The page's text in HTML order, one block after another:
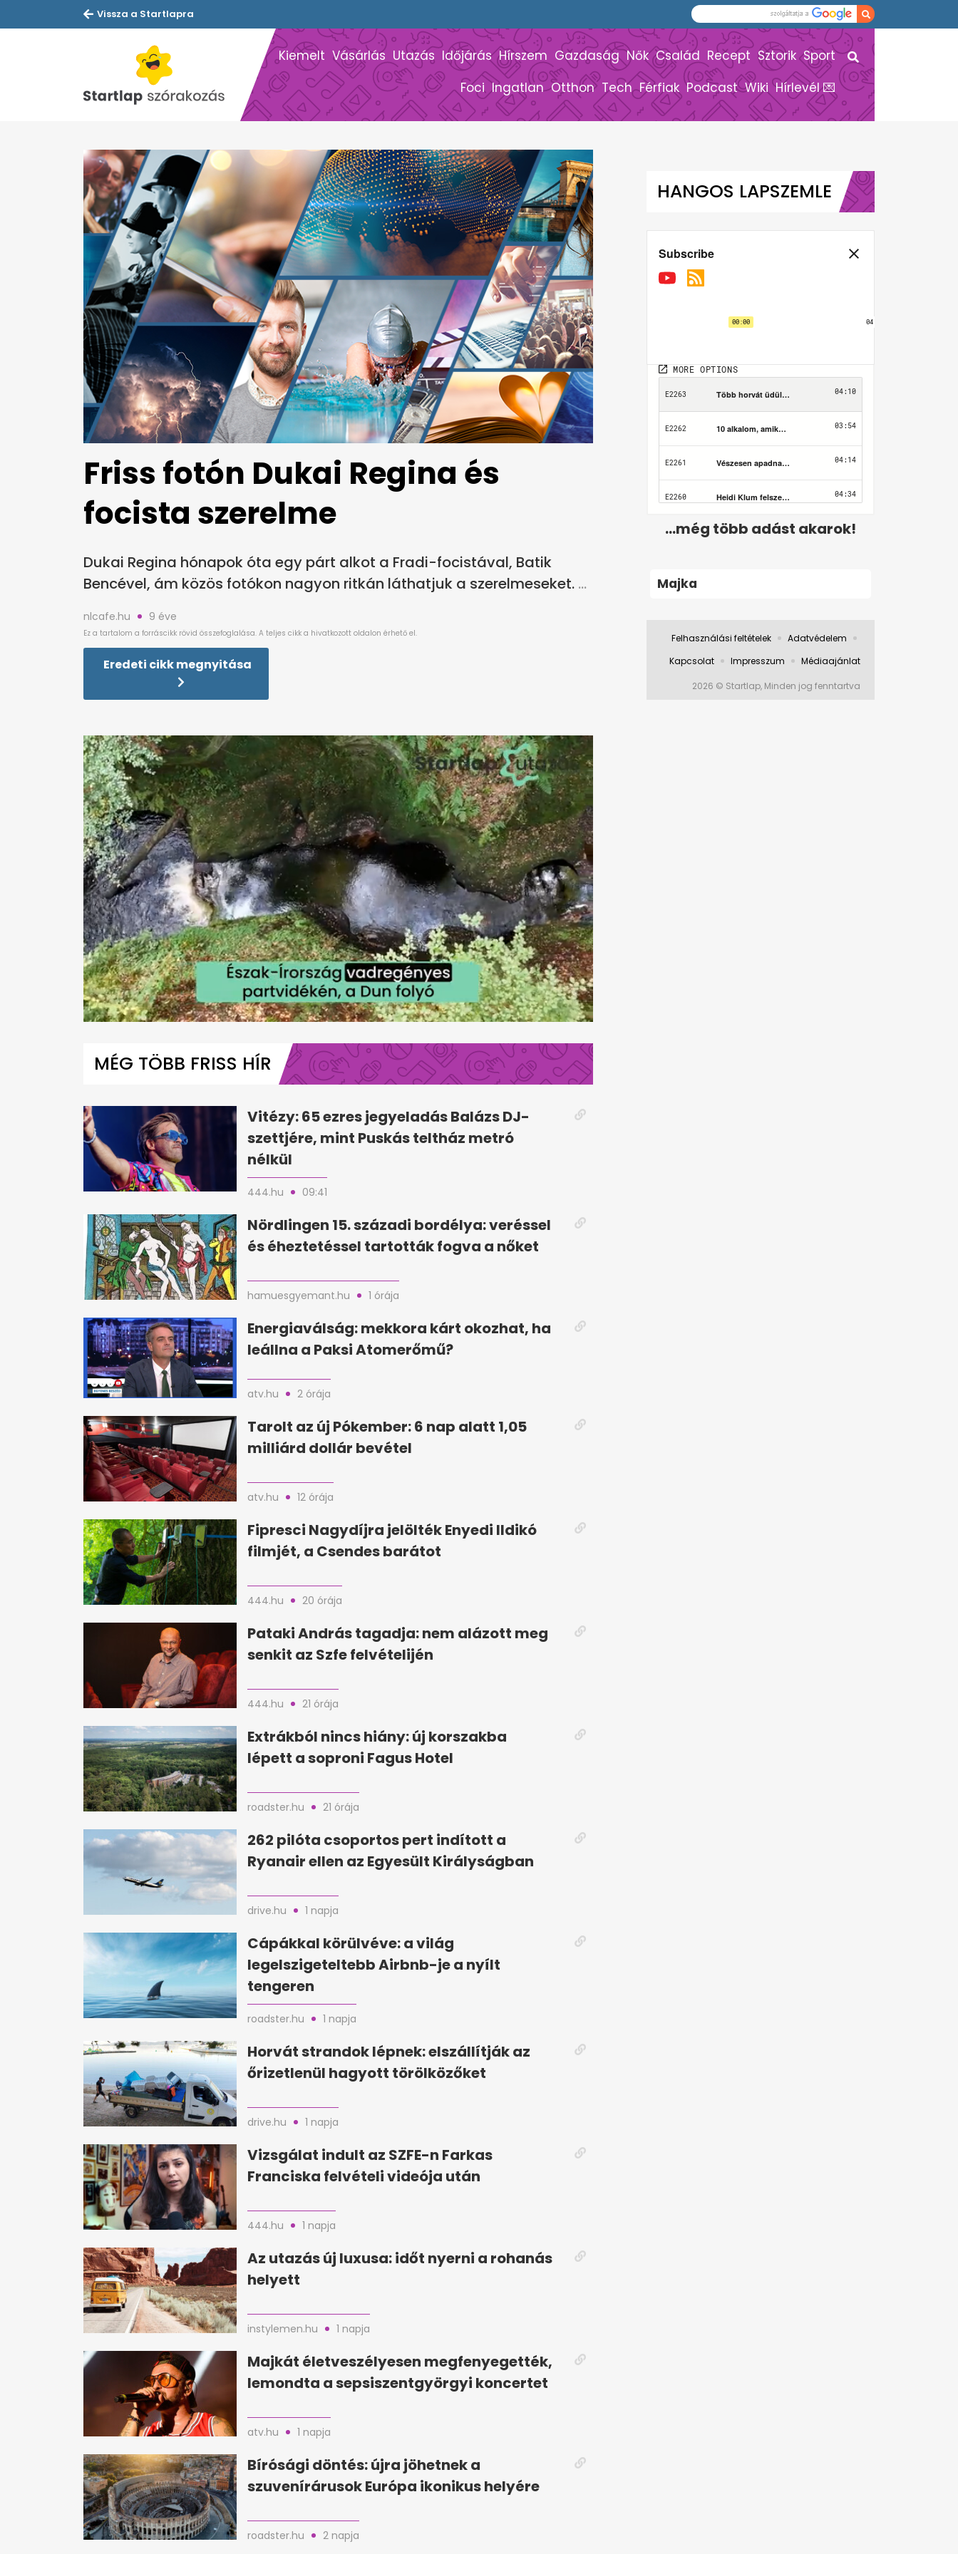
Vissza a Startlapra
Kiemelt Vásárlás Utazás Időjárás Hírszem Gazdaság Nők Család Recept Sztorik Sport
Foci Ingatlan Otthon Tech Férfiak Podcast Wiki Hírlevél 💌
Friss fotón Dukai Regina és
focista szerelme
Dukai Regina hónapok óta egy párt alkot a Fradi-focistával, Batik
Bencével, ám közös fotókon nagyon ritkán láthatjuk a szerelmeseket.
nlcafe.hu 9 éve
Eredeti cikk megnyitása
minute,
0%
MÉG TÖBB FRISS HÍR
Vitézy: 65 ezres jegyeladás Balázs DJ-
szettjére, mint Puskás teltház metró
nélkül
444.hu 09:41
Nördlingen 15. századi bordélya: veréssel
és éheztetéssel tartották fogva a nőket
hamuesgyemant.hu 1 órája
Energiaválság: mekkora kárt okozhat, ha
leállna a Paksi Atomerőmű?
atv.hu 2 órája
Tarolt az új Pókember: 6 nap alatt 1,05
milliárd dollár bevétel
atv.hu 12 órája
Fipresci Nagydíjra jelölték Enyedi Ildikó
filmjét, a Csendes barátot
444.hu 20 órája
Pataki András tagadja: nem alázott meg
senkit az Szfe felvételijén
444.hu 21 órája
Extrákból nincs hiány: új korszakba
lépett a soproni Fagus Hotel
roadster.hu 21 órája
262 pilóta csoportos pert indított a
Ryanair ellen az Egyesült Királyságban
drive.hu 1 napja
Cápákkal körülvéve: a világ
legelszigeteltebb Airbnb-je a nyílt
tengeren
roadster.hu 1 napja
Horvát strandok lépnek: elszállítják az
őrizetlenül hagyott törölközőket
drive.hu 1 napja
Vizsgálat indult az SZFE-n Farkas
Franciska felvételi videója után
444.hu 1 napja
Az utazás új luxusa: időt nyerni a rohanás
helyett
instylemen.hu 1 napja
Majkát életveszélyesen megfenyegették,
lemondta a sepsiszentgyörgyi koncertet
atv.hu 1 napja
Bírósági döntés: újra jöhetnek a
szuvenírárusok Európa ikonikus helyére
roadster.hu 2 napja
HANGOS LAPSZEMLE
...még több adást akarok!
Majka
Felhasználási feltételek
Adatvédelem
Kapcsolat
Impresszum Médiaajánlat
2026 © Startlap, Minden jog fenntartva